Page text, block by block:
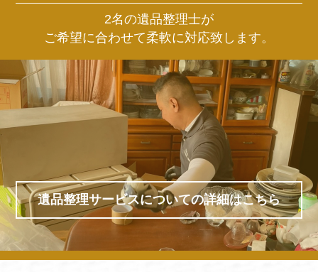
2名の遺品整理士が
ご希望に合わせて柔軟に対応致します。
遺品整理サービスについての詳細はこちら